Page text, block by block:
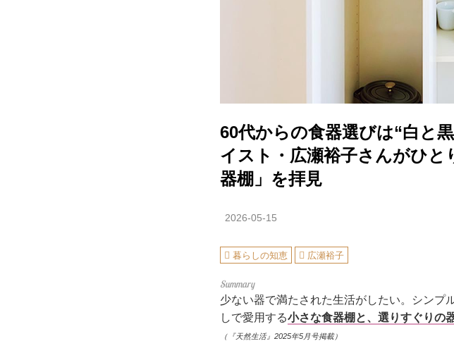
60代からの食器選びは“白と
イスト・広瀬裕子さんがひ
器棚」を拝見
2026-05-15
暮らしの知恵 広瀬裕子
少ない器で満たされた生活がしたい。シンプ
しで愛用する小さな食器棚と、選りすぐりの
（『天然生活』2025年5月号掲載）